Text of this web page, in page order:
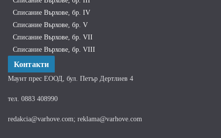
Списание Върхове, бр. IV
Списание Върхове, бр. V
Списание Върхове, бр. VII
Списание Върхове, бр. VIII
Контакти
Маунт прес ЕООД, бул. Петър Дертлиев 4
тел. 0883 408990
redakcia@varhove.com; reklama@varhove.com